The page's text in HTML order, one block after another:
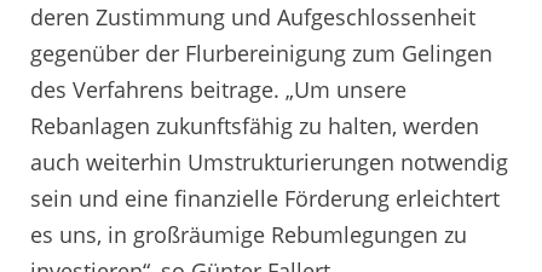
deren Zustimmung und Aufgeschlossenheit
gegenüber der Flurbereinigung zum Gelingen
des Verfahrens beitrage. „Um unsere
Rebanlagen zukunftsfähig zu halten, werden
auch weiterhin Umstrukturierungen notwendig
sein und eine finanzielle Förderung erleichtert
es uns, in großräumige Rebumlegungen zu